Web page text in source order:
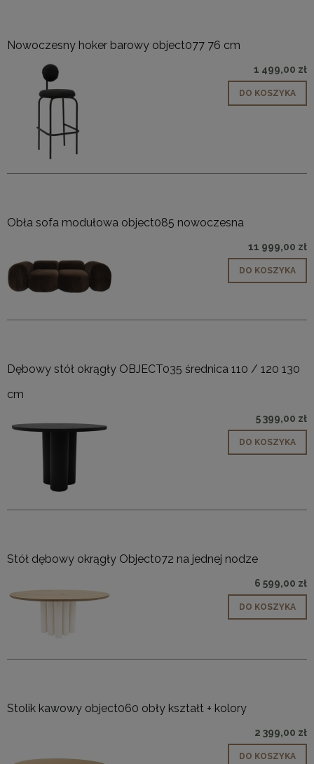
Nowoczesny hoker barowy object077 76 cm
1 499,00 zł
DO KOSZYKA
Obła sofa modułowa object085 nowoczesna
11 999,00 zł
DO KOSZYKA
Dębowy stół okrągły OBJECT035 średnica 110 / 120 130
cm
5 399,00 zł
DO KOSZYKA
Stół dębowy okrągły Object072 na jednej nodze
6 599,00 zł
DO KOSZYKA
Stolik kawowy object060 obły kształt + kolory
2 399,00 zł
DO KOSZYKA